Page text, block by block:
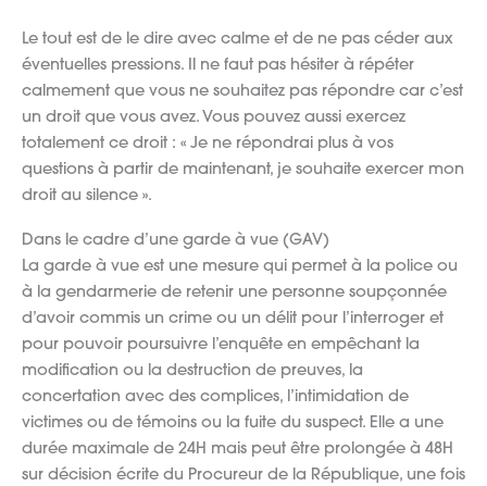
Le tout est de le dire avec calme et de ne pas céder aux
éventuelles pressions. Il ne faut pas hésiter à répéter
calmement que vous ne souhaitez pas répondre car c’est
un droit que vous avez. Vous pouvez aussi exercez
totalement ce droit : « Je ne répondrai plus à vos
questions à partir de maintenant, je souhaite exercer mon
droit au silence ».
Dans le cadre d’une garde à vue (GAV)
La garde à vue est une mesure qui permet à la police ou
à la gendarmerie de retenir une personne soupçonnée
d’avoir commis un crime ou un délit pour l’interroger et
pour pouvoir poursuivre l’enquête en empêchant la
modification ou la destruction de preuves, la
concertation avec des complices, l’intimidation de
victimes ou de témoins ou la fuite du suspect. Elle a une
durée maximale de 24H mais peut être prolongée à 48H
sur décision écrite du Procureur de la République, une fois